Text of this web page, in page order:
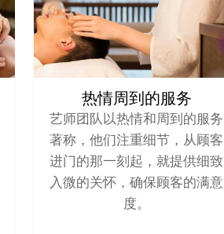
热情周到的服务
艺师团队以热情和周到的服务
著称，他们注重细节，从顾客
进门的那一刻起，就提供细致
入微的关怀，确保顾客的满意
度。